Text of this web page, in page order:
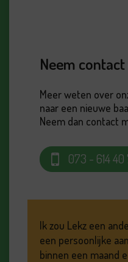
Neem
Meer weten over
naar een nieuwe
Neem dan contact
073 - 614 40
Ik zou Lekz een
een persoonlijke
binnen een maand